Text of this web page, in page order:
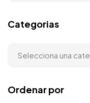
Categorias
Ordenar por